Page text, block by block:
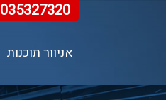
035327320
אניוור תוכנות